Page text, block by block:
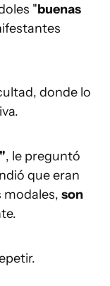
"buenas
donde lo
, le preguntó
que eran
modales, son